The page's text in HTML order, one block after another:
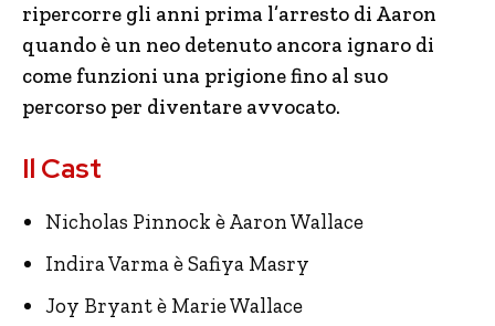
ripercorre gli anni prima l’arresto di Aaron
quando è un neo detenuto ancora ignaro di
come funzioni una prigione fino al suo
percorso per diventare avvocato.
Il Cast
Nicholas Pinnock è Aaron Wallace
Indira Varma è Safiya Masry
Joy Bryant è Marie Wallace